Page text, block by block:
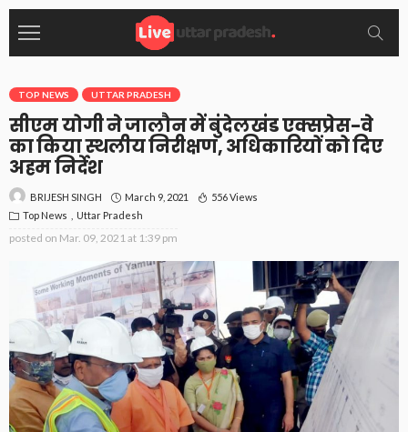
TOP NEWS UTTAR PRADESH
सीएम योगी ने जालौन में बुंदेलखंड एक्सप्रेस-वे
का किया स्थलीय निरीक्षण, अधिकारियों को दिए
अहम निर्देश
BRIJESH SINGH March 9, 2021
556 Views
Top News
Uttar Pradesh
posted on Mar. 09, 2021 at 1:39 pm